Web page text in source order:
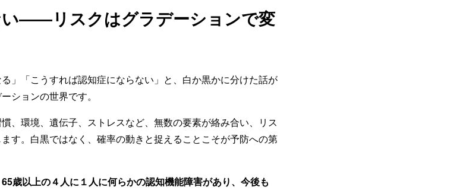
い――リスクはグラデーションで変
」「こうすれば認知症にならない」と、白か黒かに分けた話が
ションの世界です。
、環境、遺伝子、ストレスなど、無数の要素が絡み合い、リス
す。白黒ではなく、確率の動きと捉えることこそが予防への第
65歳以上の４人に１人に何らかの認知機能障害があり、今後も